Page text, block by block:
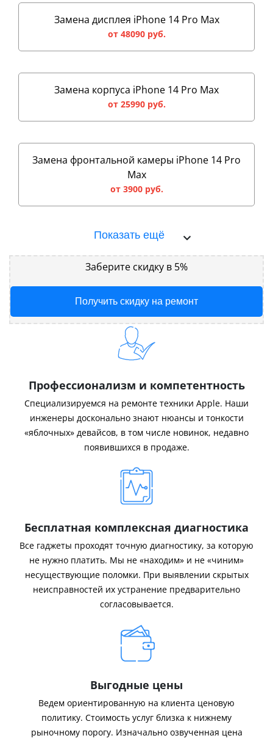
Замена дисплея iPhone 14 Pro Max
от 48090 руб.
Замена корпуса iPhone 14 Pro Max
от 25990 руб.
Замена фронтальной камеры iPhone 14 Pro
Max
от 3900 руб.
Показать ещё
Заберите скидку в 5%
Получить скидку на ремонт
Профессионализм и компетентность
Специализируемся на ремонте техники Apple. Наши
инженеры досконально знают нюансы и тонкости
«яблочных» девайсов, в том числе новинок, недавно
появившихся в продаже.
Бесплатная комплексная диагностика
Все гаджеты проходят точную диагностику, за которую
не нужно платить. Мы не «находим» и не «чиним»
несуществующие поломки. При выявлении скрытых
неисправностей их устранение предварительно
согласовывается.
Выгодные цены
Ведем ориентированную на клиента ценовую
политику. Стоимость услуг близка к нижнему
рыночному порогу. Изначально озвученная цена